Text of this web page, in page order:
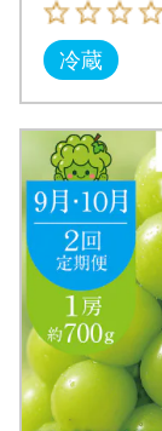
冷蔵